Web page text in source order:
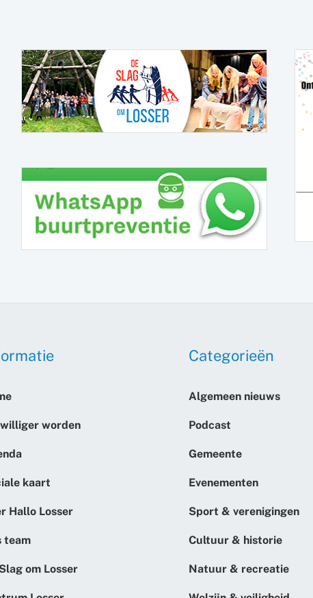
worden
kaart
Hallo Losser
team
om Losser
Categorieën
Algemeen nieuws
Podcast
Gemeente
Evenementen
Sport & verenigingen
Cultuur & historie
Natuur & recreatie